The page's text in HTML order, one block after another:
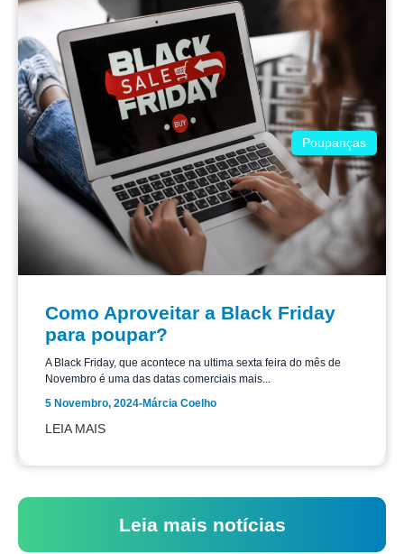
Poupanças
Como Aproveitar a Black Friday
para poupar?
A Black Friday, que acontece na ultima sexta feira do mês de
Novembro é uma das datas comerciais mais...
5 Novembro, 2024-Márcia Coelho
LEIA MAIS
Leia mais notícias